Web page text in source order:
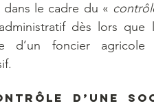
le cadre du «
dès lors que
foncier agricole
d’une